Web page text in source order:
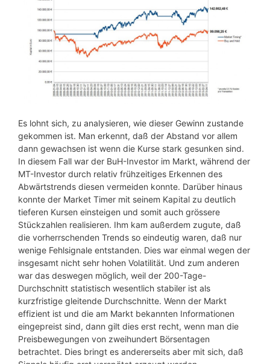
Es lohnt sich, zu analysieren, wie dieser Gewinn zustande
gekommen ist. Man erkennt, daß der Abstand vor allem
dann gewachsen ist wenn die Kurse stark gesunken sind.
In diesem Fall war der BuH-Investor im Markt, während der
MT-Investor durch relativ frühzeitiges Erkennen des
Abwärtstrends diesen vermeiden konnte. Darüber hinaus
konnte der Market Timer mit seinem Kapital zu deutlich
tieferen Kursen einsteigen und somit auch grössere
Stückzahlen realisieren. Ihm kam außerdem zugute, daß
die vorherrschenden Trends so eindeutig waren, daß nur
wenige Fehlsignale entstanden. Dies war einmal wegen der
insgesamt nicht sehr hohen Volatilität. Und zum anderen
war das deswegen möglich, weil der 200-Tage-
Durchschnitt statistisch wesentlich stabiler ist als
kurzfristige gleitende Durchschnitte. Wenn der Markt
effizient ist und die am Markt bekannten Informationen
eingepreist sind, dann gilt dies erst recht, wenn man die
Preisbewegungen von zweihundert Börsentagen
betrachtet. Dies bringt es andererseits aber mit sich, daß